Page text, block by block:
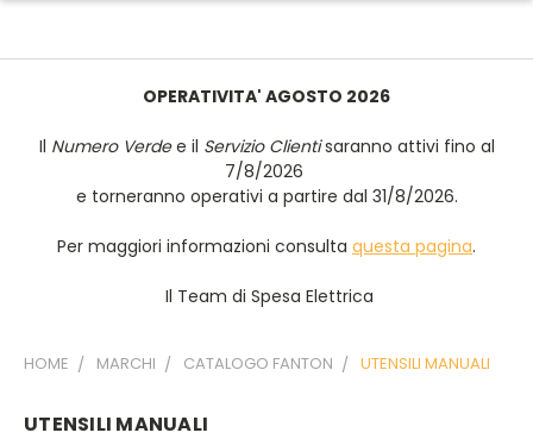
OPERATIVITA' AGOSTO 2026
Il Numero Verdee il Servizio Clientisaranno attivi fino al
7/8/2026
e torneranno operativi a partire dal 31/8/2026.
Per maggiori informazioni consulta questa pagina.
Il Team di Spesa Elettrica
HOME MARCHI CATALOGO FANTON UTENSILI MANUALI
UTENSILI MANUALI